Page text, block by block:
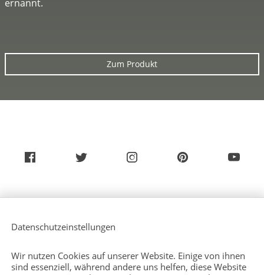
Datenschutzeinstellungen
Wir nutzen Cookies auf unserer Website. Einige von ihnen
sind essenziell, während andere uns helfen, diese Website
ernannt.
Zum Produkt
Sitemap